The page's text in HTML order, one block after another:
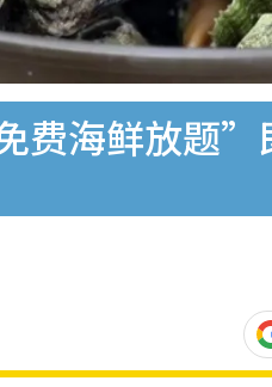
费海鲜放题”